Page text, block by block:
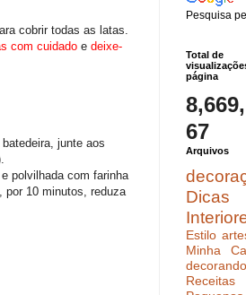
cobrir todas as latas.
com cuidado e deixe-
junte aos
polvilhada com farinha
por 10 minutos, reduza
Pesquisa
Total de
página
67
Arquivos
Dicas
Estilo
Minha
Receitas